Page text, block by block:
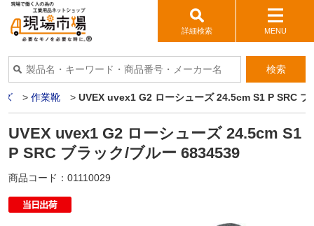
詳細検索 MENU
検索
ズ > 作業靴 > UVEX uvex1 G2 ローシューズ 24.5cm S1 P SRC ブ
UVEX uvex1 G2 ローシューズ 24.5cm S1
P SRC ブラック/ブルー 6834539
商品コード： 01110029